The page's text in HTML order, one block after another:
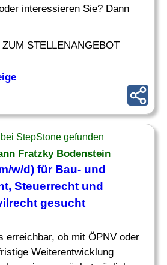
interessieren Sie? Dann
STELLENANGEBOT
StepStone gefunden
Fratzky Bodenstein
w/d) für Bau- und
Steuerrecht und
gesucht
erreichbar, ob mit ÖPNV oder
Weiterentwicklung